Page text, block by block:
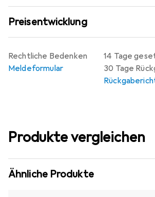
Preisentwicklung
14 Tage
30 Tage
Rechtliche Bedenken
Meldeformular
Produkte vergleichen
Ähnliche Produkte